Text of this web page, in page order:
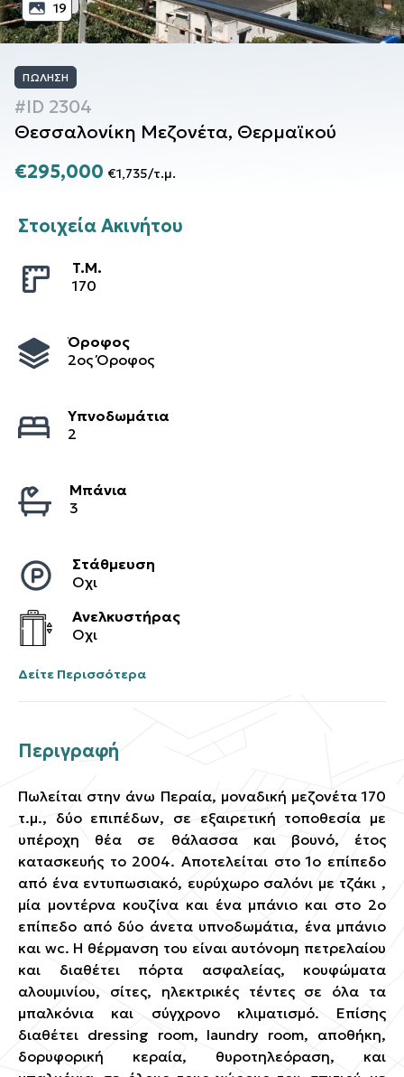
19
ΠΏΛΗΣΗ
#ID 2304
Θεσσαλονίκη Μεζονέτα, Θερμαϊκού
€295,000 €1,735/τ.μ.
Στοιχεία Ακινήτου
T.M.
170
Όροφος
2ος Όροφος
Υπνοδωμάτια
2
Μπάνια
3
Στάθμευση
Οχι
Ανελκυστήρας
Οχι
Δείτε Περισσότερα
Περιγραφή
Πωλείται στην άνω Περαία, μοναδική μεζονέτα 170
τ.μ., δύο επιπέδων, σε εξαιρετική τοποθεσία με
υπέροχη θέα σε θάλασσα και βουνό, έτος
κατασκευής το 2004. Αποτελείται στο 1ο επίπεδο
από ένα εντυπωσιακό, ευρύχωρο σαλόνι με τζάκι ,
μία μοντέρνα κουζίνα και ένα μπάνιο και στο 2ο
επίπεδο από δύο άνετα υπνοδωμάτια, ένα μπάνιο
και wc. Η θέρμανση του είναι αυτόνομη πετρελαίου
και διαθέτει πόρτα ασφαλείας, κουφώματα
αλουμινίου, σίτες, ηλεκτρικές τέντες σε όλα τα
μπαλκόνια και σύγχρονο κλιματισμό. Επίσης
διαθέτει dressing room, laundry room, αποθήκη,
δορυφορική κεραία, θυροτηλεόραση, και